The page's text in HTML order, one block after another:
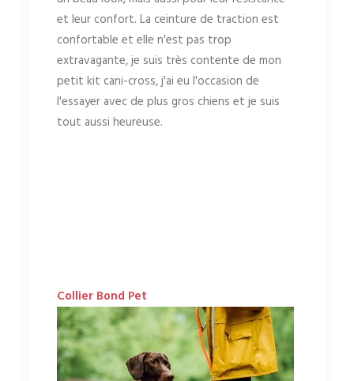
et leur confort. La ceinture de traction est
confortable et elle n'est pas trop
extravagante, je suis très contente de mon
petit kit cani-cross, j'ai eu l'occasion de
l'essayer avec de plus gros chiens et je suis
tout aussi heureuse.
Collier Bond Pet